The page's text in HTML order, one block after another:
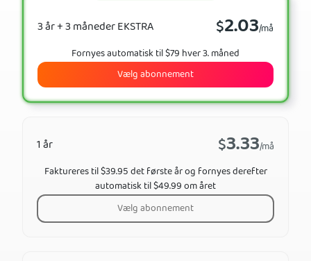
3 år + 3 måneder EKSTRA $2.03/må
Fornyes automatisk til $79 hver 3. måned
Vælg abonnement
1 år $3.33/må
Faktureres til $39.95 det første år og fornyes derefter
automatisk til $49.99 om året
Vælg abonnement